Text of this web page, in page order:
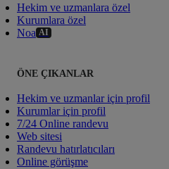
Hekim ve uzmanlara özel
Kurumlara özel
Noa AI
ÖNE ÇIKANLAR
Hekim ve uzmanlar için profil
Kurumlar için profil
7/24 Online randevu
Web sitesi
Randevu hatırlatıcıları
Online görüşme